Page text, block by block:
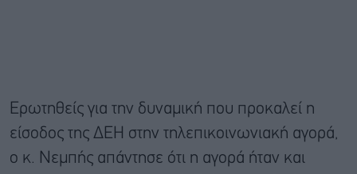
Ερωτηθείς για την δυναμική που προκαλεί η
είσοδος της ΔΕΗ στην τηλεπικοινωνιακή αγορά,
ο κ. Νεμπής απάντησε ότι η αγορά ήταν και